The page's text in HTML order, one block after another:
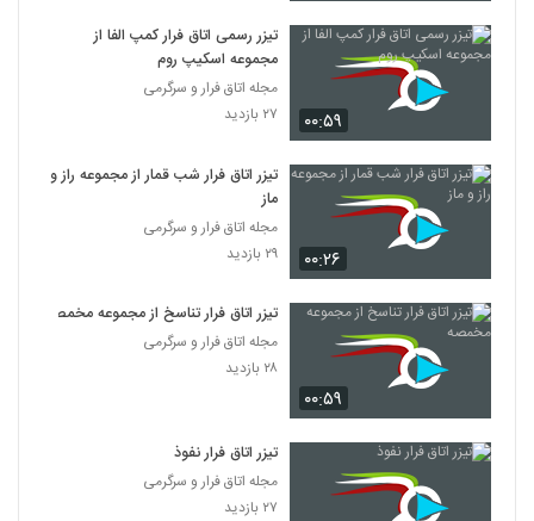
۰۰:۵۹
تیزر رسمی اتاق فرار کمپ الفا از
مجموعه اسکیپ روم
مجله اتاق فرار و سرگرمی
۲۷ بازدید
۰۰:۲۶
تیزر اتاق فرار شب قمار از مجموعه راز و
ماز
مجله اتاق فرار و سرگرمی
۲۹ بازدید
۰۰:۵۹
تیزر اتاق فرار تناسخ از مجموعه مخمصه
مجله اتاق فرار و سرگرمی
۲۸ بازدید
تیزر اتاق فرار نفوذ
مجله اتاق فرار و سرگرمی
۲۷ بازدید